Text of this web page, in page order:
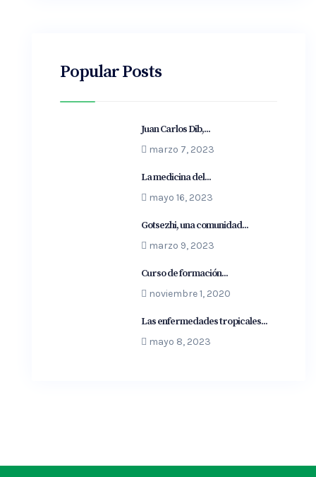
Popular Posts
Juan Carlos Dib,...
marzo 7, 2023
La medicina del...
mayo 16, 2023
Gotsezhi, una comunidad...
marzo 9, 2023
Curso de formación...
noviembre 1, 2020
Las enfermedades tropicales...
mayo 8, 2023